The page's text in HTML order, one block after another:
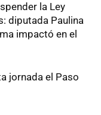
la Ley
diputada Paulina
impactó en el
jornada el Paso